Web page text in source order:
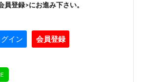
員登録>にお進み下さい。
グイン 会員登録